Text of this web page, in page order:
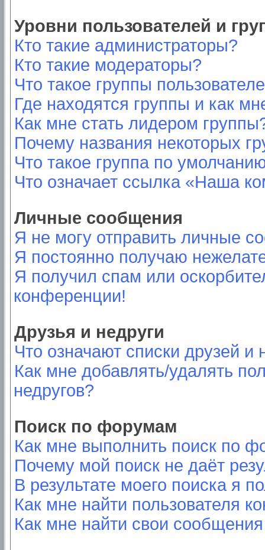
Уровни пользователей и
Кто такие администраторы?
Кто такие модераторы?
Что такое группы
Где находятся группы и как
Как мне стать лидером
Почему названия некоторых
Что такое группа по
Что означает ссылка «Наша
Личные сообщения
Я не могу отправить личные
Я постоянно получаю
Я получил спам или
конференции!
Друзья и недруги
Что означают списки друзей и
Как мне добавлять/удалять
недругов?
Поиск по форумам
Как мне выполнить поиск по
Почему мой поиск не даёт
В результате моего поиска я
Как мне найти пользователя
Как мне найти свои